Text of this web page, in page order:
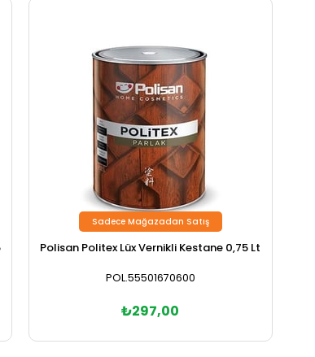
Polisan Politex Lüx Vernikli Kestane 0,75 Lt
POL.55501670600
₺297,00
Sadece Mağazadan Satış